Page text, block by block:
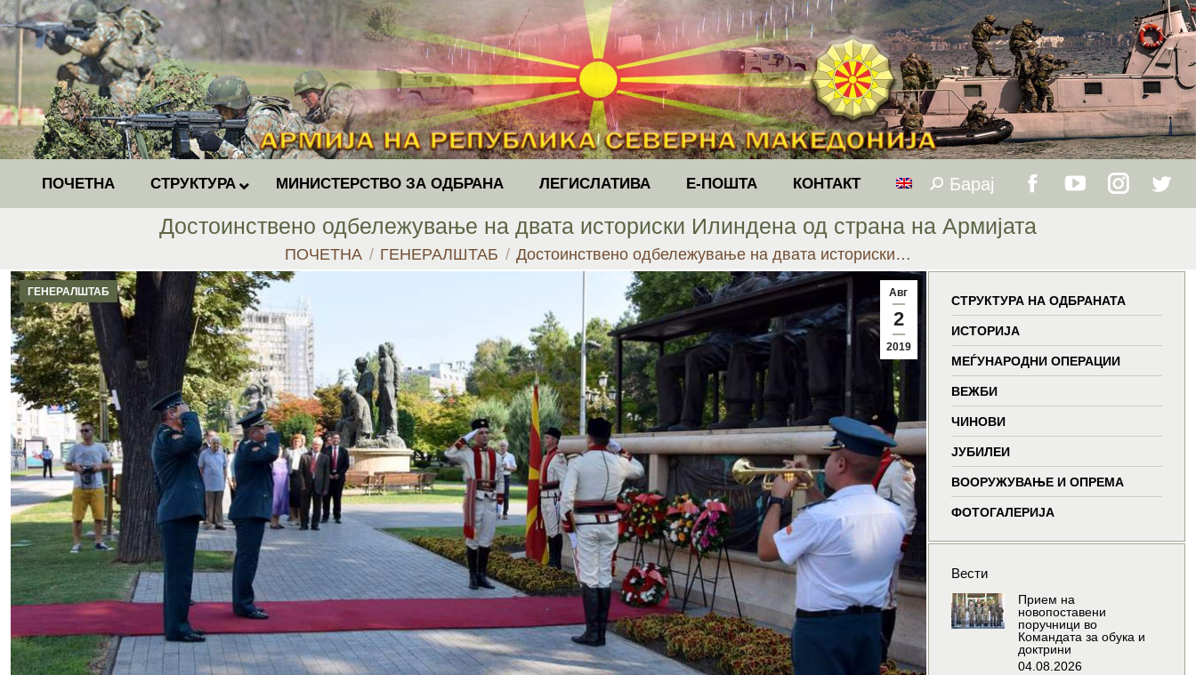
ПОЧЕТНА СТРУКТУРА МИНИСТЕРСТВО ЗА ОДБРАНА ЛЕГИСЛАТИВА Е-ПОШТА КОНТАКТ Search:
Барај
new
window
new
window
new
window
Достоинствено одбележување на двата историски Илиндена од страна на Армијата
You are here:
ПОЧЕТНА ГЕНЕРАЛШТАБ Достоинствено одбележување на двата историски…
Авг
2
2019
ГЕНЕРАЛШТАБ
СТРУКТУРА НА ОДБРАНАТА
ИСТОРИЈА
МЕЃУНАРОДНИ ОПЕРАЦИИ
ВЕЖБИ
ЧИНОВИ
ЈУБИЛЕИ
ВООРУЖУВАЊЕ И ОПРЕМА
ФОТОГАЛЕРИЈА
Вести
Прием на
новопоставени
поручници во
Командата за обука и
доктрини
04.08.2026